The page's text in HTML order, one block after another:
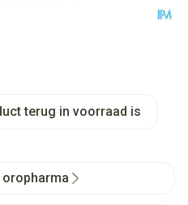
terug in voorraad is